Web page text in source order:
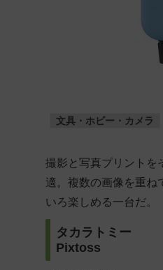
文具・ホビー・カメラ
撮影と写真プリントを
適。複数の画像を重ね
いろ楽しめる一台だ。
タカラトミー
Pixtoss